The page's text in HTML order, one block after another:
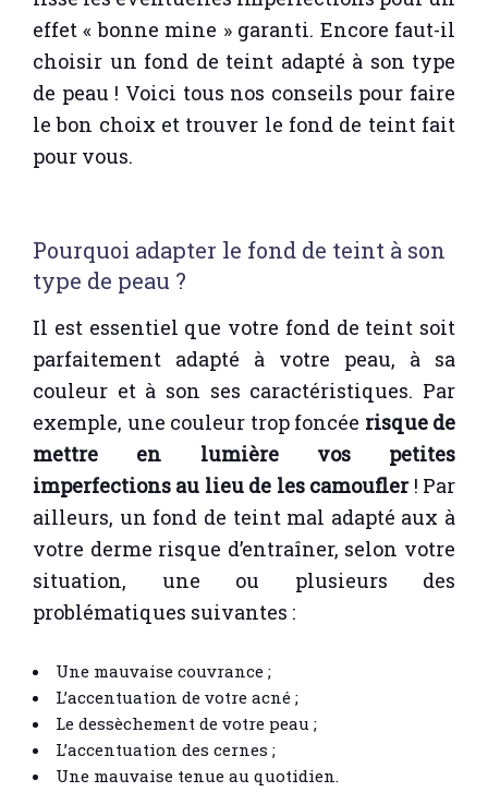
effet « bonne mine » garanti. Encore faut-il
choisir un fond de teint adapté à son type
de peau ! Voici tous nos conseils pour faire
le bon choix et trouver le fond de teint fait
pour vous.
Pourquoi adapter le fond de teint à son
type de peau ?
Il est essentiel que votre fond de teint soit
parfaitement adapté à votre peau, à sa
couleur et à son ses caractéristiques. Par
exemple, une couleur trop foncée risque de
mettre en lumière vos petites
imperfections au lieu de les camoufler! Par
ailleurs, un fond de teint mal adapté aux à
votre derme risque d’entraîner, selon votre
situation, une ou plusieurs des
problématiques suivantes :
Une mauvaise couvrance ;
L’accentuation de votre acné ;
Le dessèchement de votre peau ;
L’accentuation des cernes ;
Une mauvaise tenue au quotidien.